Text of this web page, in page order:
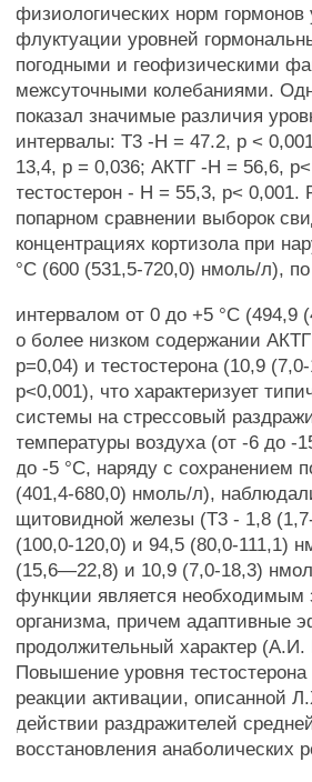
физиологических норм
флуктуации уровней
погодными и геофизическими
межсуточными колебаниями.
показал значимые различия
интервалы: Т3 -Н = 47.2, р <
13,4, р = 0,036; АКТГ -Н = 56,6,
тестостерон - Н = 55,3, р< 0,001.
попарном сравнении выборок
концентрациях кортизола при
°С (600 (531,5-720,0) нмоль/л),
интервалом от 0 до +5 °С (494,9
о более низком содержании
р=0,04) и тестостерона (10,9
р<0,001), что характеризует
системы на стрессовый
температуры воздуха (от -6 до -
до -5 °С, наряду с сохранением
(401,4-680,0) нмоль/л),
щитовидной железы (Т3 - 1,8
(100,0-120,0) и 94,5 (80,0-111,1)
(15,6—22,8) и 10,9 (7,0-18,3)
функции является необходимым
организма, причем адаптивные
продолжительный характер
Повышение уровня
реакции активации, описанной
действии раздражителей
восстановления анаболических